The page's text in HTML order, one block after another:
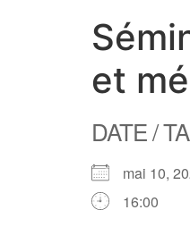
et
DATE /
mai 10,
16:00